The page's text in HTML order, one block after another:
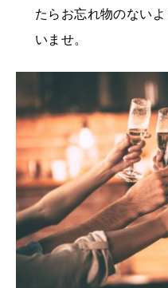
たらお忘れ物のない
いませ。